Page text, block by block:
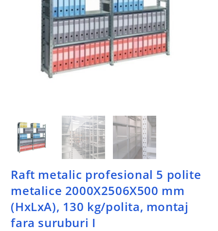
Raft metalic profesional 5 polite
metalice 2000X2506X500 mm
(HxLxA), 130 kg/polita, montaj
fara suruburi I